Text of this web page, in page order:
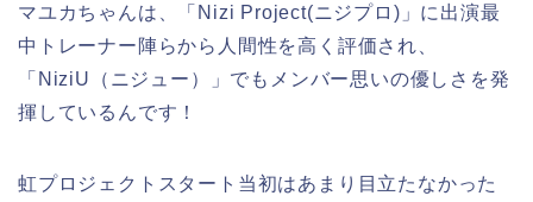
マユカちゃんは、「Nizi Project(ニジプロ)」に出演最
中トレーナー陣らから人間性を高く評価され、
「NiziU（ニジュー）」でもメンバー思いの優しさを発
揮しているんです！
虹プロジェクトスタート当初はあまり目立たなかった